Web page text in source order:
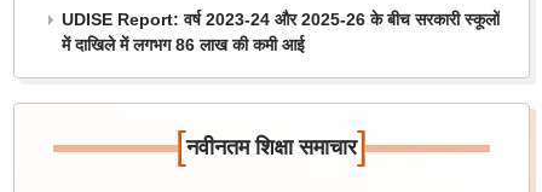
UDISE Report: वर्ष 2023-24 और 2025-26 के बीच सरकारी स्कूलों
में दाखिले में लगभग 86 लाख की कमी आई
[नवीनतम शिक्षा समाचार]